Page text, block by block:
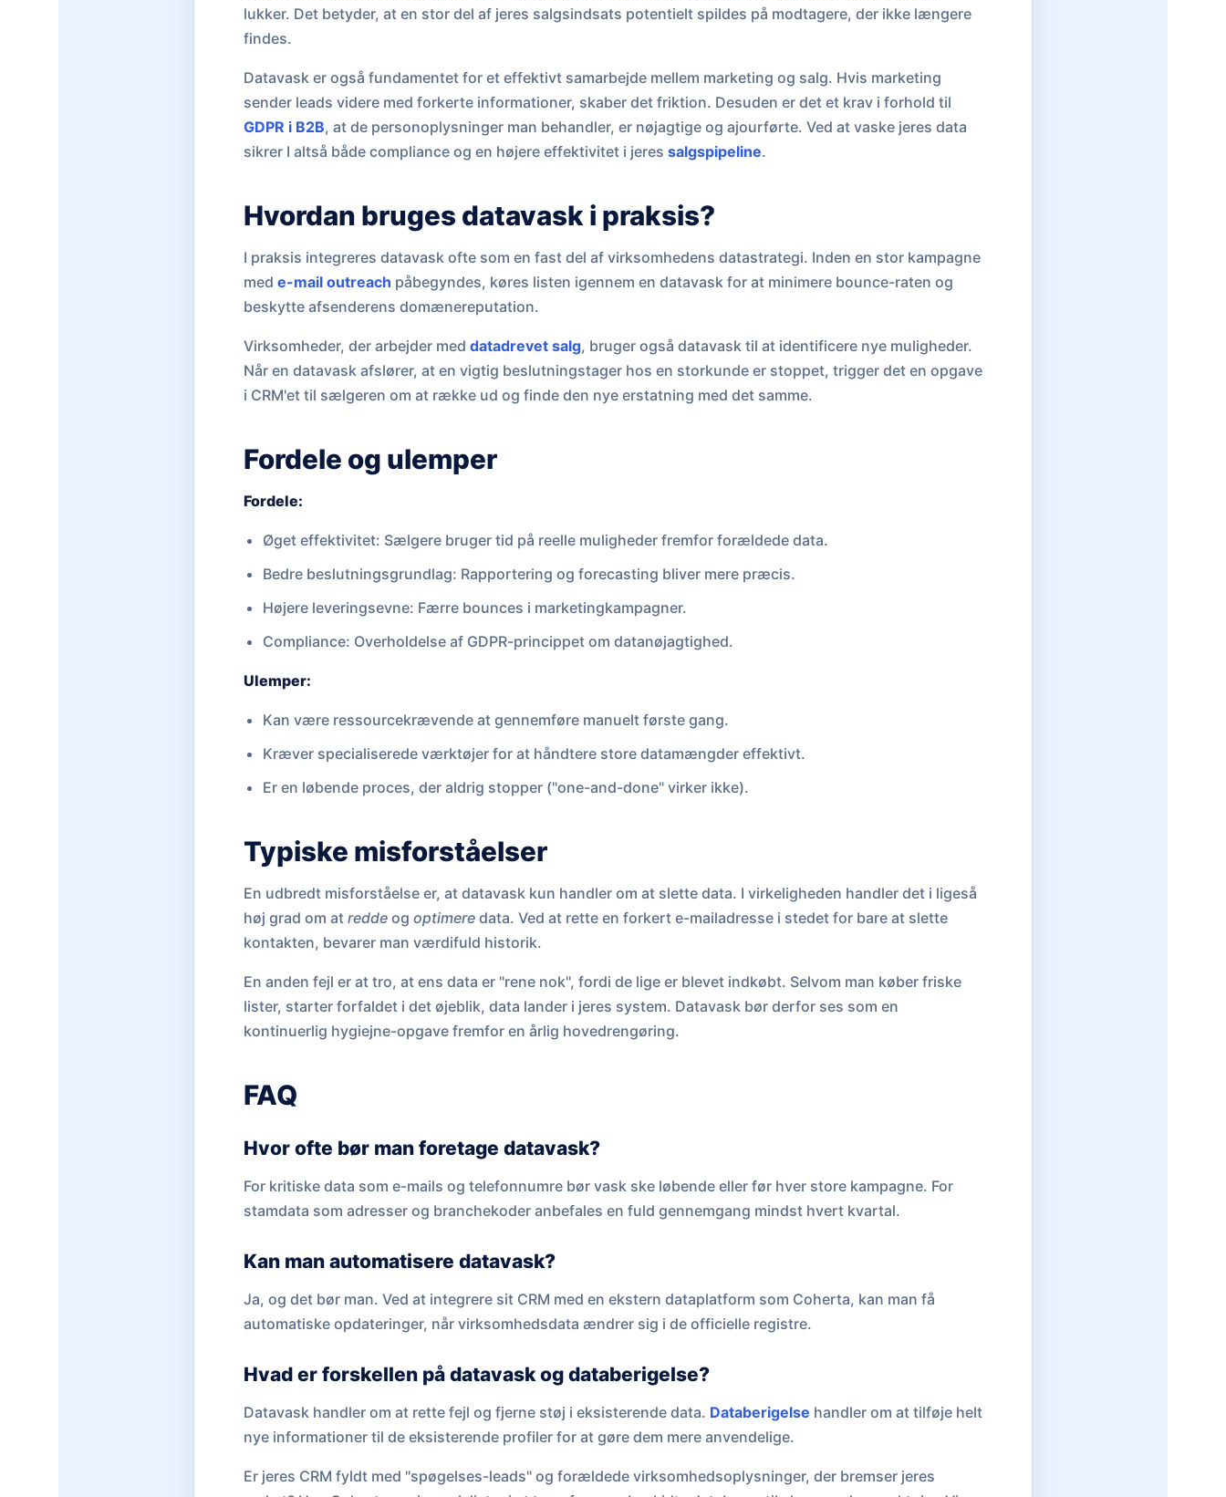
lukker. Det betyder, at en stor del af jeres salgsindsats potentielt spildes på modtagere, der ikke længere
findes.
Datavask er også fundamentet for et effektivt samarbejde mellem marketing og salg. Hvis marketing
sender leads videre med forkerte informationer, skaber det friktion. Desuden er det et krav i forhold til
GDPR i B2B, at de personoplysninger man behandler, er nøjagtige og ajourførte. Ved at vaske jeres data
sikrer I altså både compliance og en højere effektivitet i jeres salgspipeline.
Hvordan bruges datavask i praksis?
I praksis integreres datavask ofte som en fast del af virksomhedens datastrategi. Inden en stor kampagne
med e-mail outreach påbegyndes, køres listen igennem en datavask for at minimere bounce-raten og
beskytte afsenderens domænereputation.
Virksomheder, der arbejder med datadrevet salg, bruger også datavask til at identificere nye muligheder.
Når en datavask afslører, at en vigtig beslutningstager hos en storkunde er stoppet, trigger det en opgave
i CRM'et til sælgeren om at række ud og finde den nye erstatning med det samme.
Fordele og ulemper
Fordele:
Øget effektivitet: Sælgere bruger tid på reelle muligheder fremfor forældede data.
Bedre beslutningsgrundlag: Rapportering og forecasting bliver mere præcis.
Højere leveringsevne: Færre bounces i marketingkampagner.
Compliance: Overholdelse af GDPR-princippet om datanøjagtighed.
Ulemper:
Kan være ressourcekrævende at gennemføre manuelt første gang.
Kræver specialiserede værktøjer for at håndtere store datamængder effektivt.
Er en løbende proces, der aldrig stopper ("one-and-done" virker ikke).
Typiske misforståelser
En udbredt misforståelse er, at datavask kun handler om at slette data. I virkeligheden handler det i ligeså
høj grad om at reddeog optimeredata. Ved at rette en forkert e-mailadresse i stedet for bare at slette
kontakten, bevarer man værdifuld historik.
En anden fejl er at tro, at ens data er "rene nok", fordi de lige er blevet indkøbt. Selvom man køber friske
lister, starter forfaldet i det øjeblik, data lander i jeres system. Datavask bør derfor ses som en
kontinuerlig hygiejne-opgave fremfor en årlig hovedrengøring.
FAQ
Hvor ofte bør man foretage datavask?
For kritiske data som e-mails og telefonnumre bør vask ske løbende eller før hver store kampagne. For
stamdata som adresser og branchekoder anbefales en fuld gennemgang mindst hvert kvartal.
Kan man automatisere datavask?
Ja, og det bør man. Ved at integrere sit CRM med en ekstern dataplatform som Coherta, kan man få
automatiske opdateringer, når virksomhedsdata ændrer sig i de officielle registre.
Hvad er forskellen på datavask og databerigelse?
Datavask handler om at rette fejl og fjerne støj i eksisterende data. Databerigelse handler om at tilføje helt
nye informationer til de eksisterende profiler for at gøre dem mere anvendelige.
Er jeres CRM fyldt med "spøgelses-leads" og forældede virksomhedsoplysninger, der bremser jeres